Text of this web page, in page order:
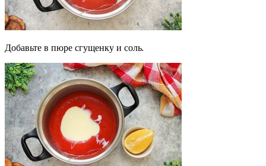
Добавьте в пюре сгущенку и соль.